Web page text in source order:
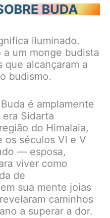
BUDA
iluminado.
um monge budista
que alcançaram a
budismo.
é amplamente
Sidarta
do Himalaia,
os séculos VI e V
— esposa,
viver como
de
sua mente joias
caminhos
a superar a dor.